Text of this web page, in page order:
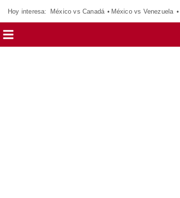
Hoy interesa: México vs Canadá México vs Venezuela